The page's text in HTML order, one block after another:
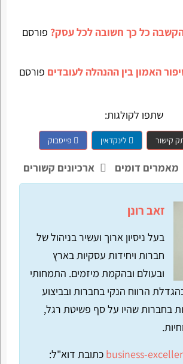
הקשבה כל כך חשובה לכל עסק? פורסם
האמון בין ההנהלה לעובדים פורסם
שתפו לקולגות:
קישור לינקדאין פייסבוק
מאמרים דומים ארכיונים קשורים
זאב רונן
בעל ניסיון ארוך ועשיר בניהול של
חברות ויחידות עסקיות בארץ
ובעולם ובהקמת מיזמים. התמחותי
הרווח הנקי בחברות ובביצוע
בחברות שהיו על סף פשיטת רגל,
business- כתובת דוא"ל: